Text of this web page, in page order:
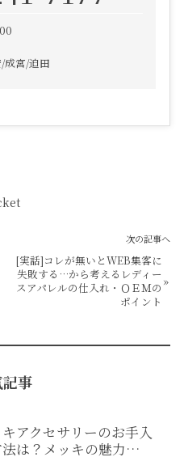
成宮/迫田
次の記事へ
[実話]コレが無いとWEB集客に
失敗する…から考えるレディー
スアパレルの仕入れ・ＯＥＭの
ポイント
»
記事
アクセサリーのお手入
法は？メッキの魅力…